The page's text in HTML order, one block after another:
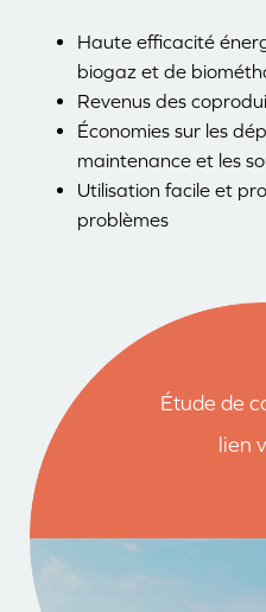
Haute efficacité
biogaz et de
Revenus des
Économies sur les
maintenance et les
Utilisation facile et
problèmes
Étude de
lien